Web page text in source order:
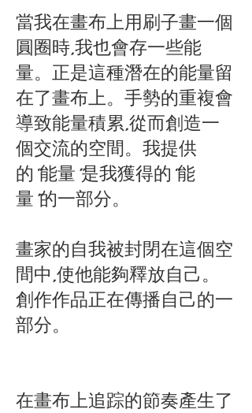
當我在畫布上用刷子畫一個
圓圈時,我也會存一些能
量。正是這種潛在的能量留
在了畫布上。手勢的重複會
導致能量積累,從而創造一
個交流的空間。我提供
的“能量”是我獲得的“能
量”的一部分。
畫家的自我被封閉在這個空
間中,使他能夠釋放自己。
創作作品正在傳播自己的一
部分。
在畫布上追踪的節奏產生了